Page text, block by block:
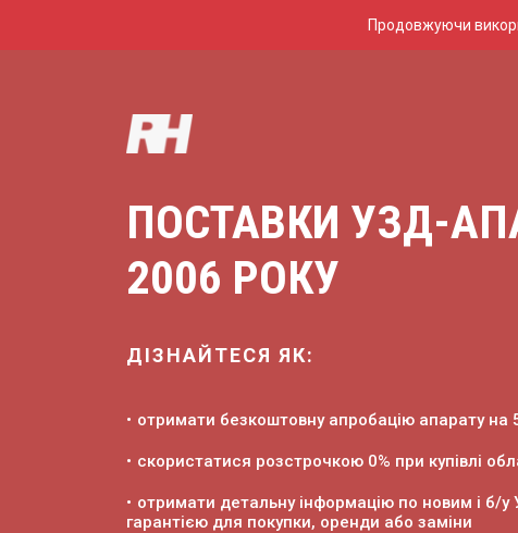
Продовжуючи
ПОСТАВКИ УЗД-
2006 РОКУ
ДІЗНАЙТЕСЯ ЯК:
отримати безкоштовну апробацію апарату на
скористатися розстрочкою 0% при купівлі
отримати детальну інформацію по новим і б/у
гарантією для покупки, оренди або заміни